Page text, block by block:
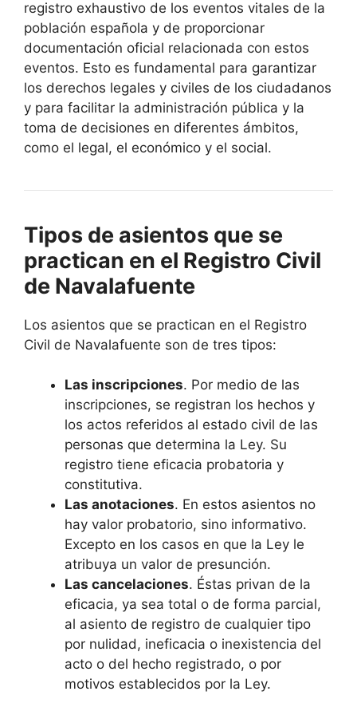
registro exhaustivo de los eventos vitales de la
población española y de proporcionar
documentación oficial relacionada con estos
eventos. Esto es fundamental para garantizar
los derechos legales y civiles de los ciudadanos
y para facilitar la administración pública y la
toma de decisiones en diferentes ámbitos,
como el legal, el económico y el social.
Tipos de asientos que se
practican en el Registro Civil
de Navalafuente
Los asientos que se practican en el Registro
Civil de Navalafuente son de tres tipos:
Las inscripciones. Por medio de las
inscripciones, se registran los hechos y
los actos referidos al estado civil de las
personas que determina la Ley. Su
registro tiene eficacia probatoria y
constitutiva.
Las anotaciones. En estos asientos no
hay valor probatorio, sino informativo.
Excepto en los casos en que la Ley le
atribuya un valor de presunción.
Las cancelaciones. Éstas privan de la
eficacia, ya sea total o de forma parcial,
al asiento de registro de cualquier tipo
por nulidad, ineficacia o inexistencia del
acto o del hecho registrado, o por
motivos establecidos por la Ley.